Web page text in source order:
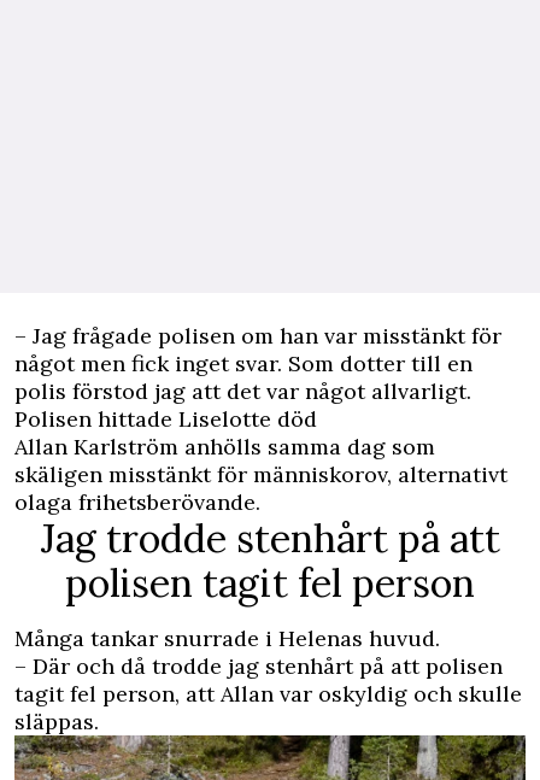
– Jag frågade polisen om han var misstänkt för
något men fick inget svar. Som dotter till en
polis förstod jag att det var något allvarligt.
Polisen hittade Liselotte död
Allan Karlström anhölls samma dag som
skäligen misstänkt för människorov, alternativt
olaga frihetsberövande.
Jag trodde stenhårt på att
polisen tagit fel person
Många tankar snurrade i ­Helenas huvud.
– Där och då trodde jag stenhårt på att polisen
tagit fel person, att Allan var oskyldig och skulle
släppas.